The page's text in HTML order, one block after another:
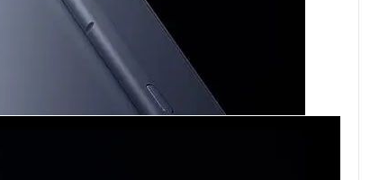
B17(700), B18(800), B19(800), B20(800),
N26(850), N28(700), N66(AWS-3) TDD